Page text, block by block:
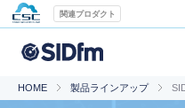
関連プロダクト
HOME 製品ラインアップ